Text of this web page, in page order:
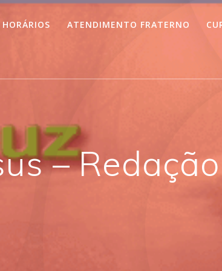
HORÁRIOS ATENDIMENTO FRATERNO
–